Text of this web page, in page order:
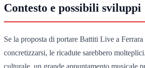
Contesto e possibili sviluppi
Se la proposta di portare Battiti Live a Ferrara
concretizzarsi, le ricadute sarebbero
culturale, un grande appuntamento musicale